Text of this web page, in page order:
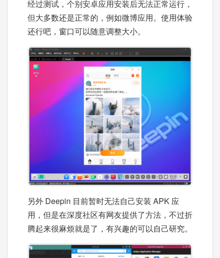
经过测试，个别安卓应用安装后无法正常运行，
但大多数还是正常的，例如微博应用。使用体验
还行吧，窗口可以随意调整大小。
另外 Deepin 目前暂时无法自己安装 APK 应
用，但是在深度社区有网友提供了方法，不过折
腾起来很麻烦就是了，有兴趣的可以自己研究。